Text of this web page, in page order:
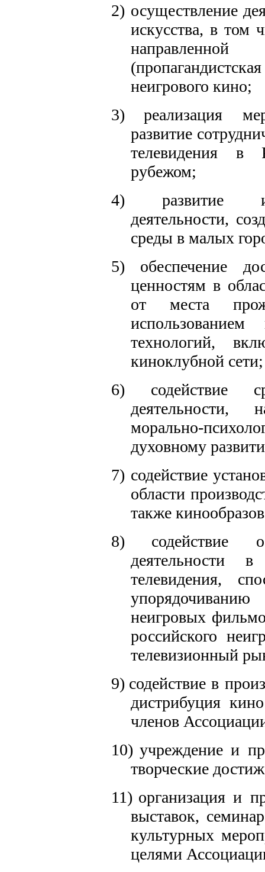
2) осуществление
искусства, в том
неигрового кино;
3)
реализация
развитие
телевидения в
рубежом;
4) развитие
деятельности,
среды в малых
5) обеспечение
ценностям в
от места
использованием
технологий,
киноклубной сети;
6) содействие
деятельности,
морально-
духовному
7) содействие
области
также
8)
содействие
деятельности
телевидения,
неигровых
российского
телевизионный
9) содействие в
дистрибуция
членов
10) учреждение и
творческие
11) организация и
выставок,
культурных
целями